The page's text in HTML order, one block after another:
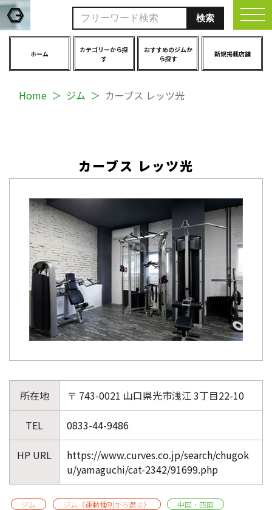
ホーム
カテゴリーから探
す
おすすめのジムか
ら探す
新規掲載店舗
Home ジム カーブス レッツ光
カーブス レッツ光
所在地 〒 743-0021 山口県光市浅江 3丁目22-10
TEL 0833-44-9486
HP URL
https://www.curves.co.jp/search/chugok
u/yamaguchi/cat-2342/91699.php
ジム ジム（運動種別から選ぶ）
中国・四国